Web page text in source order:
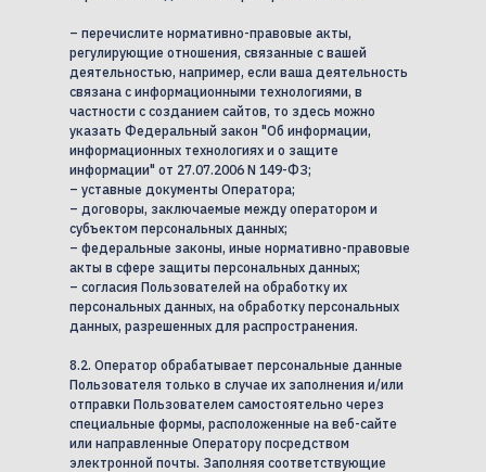
– перечислите нормативно-правовые акты,
регулирующие отношения, связанные с вашей
деятельностью, например, если ваша деятельность
связана с информационными технологиями, в
частности с созданием сайтов, то здесь можно
указать Федеральный закон "Об информации,
информационных технологиях и о защите
информации" от 27.07.2006 N 149-ФЗ;
– уставные документы Оператора;
– договоры, заключаемые между оператором и
субъектом персональных данных;
– федеральные законы, иные нормативно-правовые
акты в сфере защиты персональных данных;
– согласия Пользователей на обработку их
персональных данных, на обработку персональных
данных, разрешенных для распространения.
8.2. Оператор обрабатывает персональные данные
Пользователя только в случае их заполнения и/или
отправки Пользователем самостоятельно через
специальные формы, расположенные на веб-сайте
или направленные Оператору посредством
электронной почты. Заполняя соответствующие